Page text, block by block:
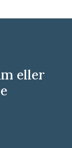
eller